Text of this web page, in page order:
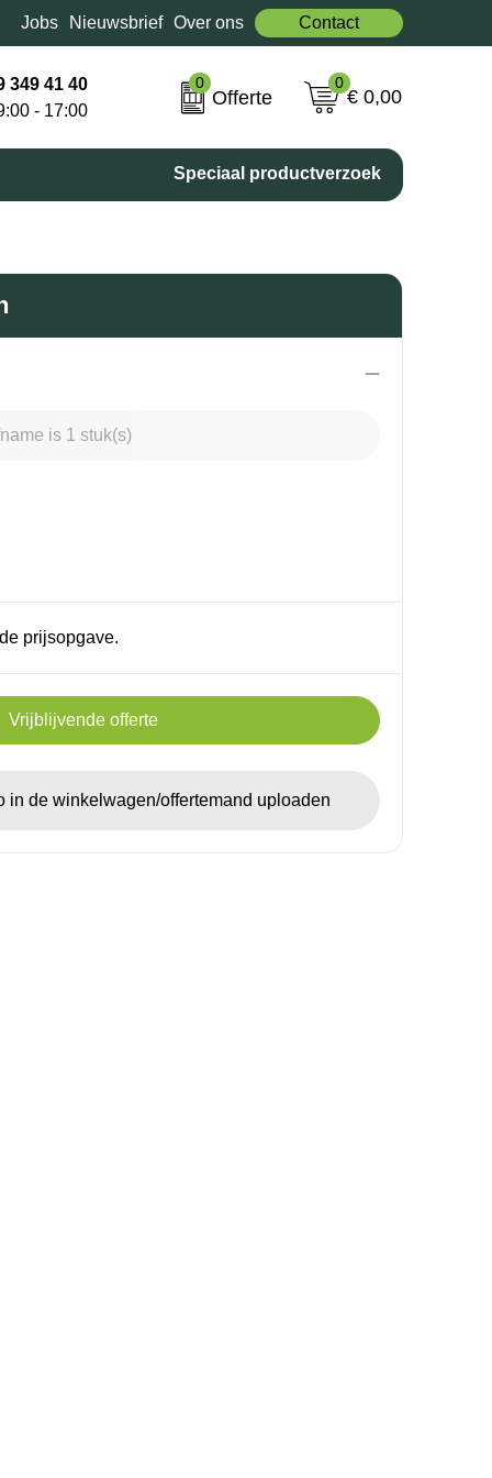
Jobs Nieuwsbrief Over ons Contact
349 41 40
- 17:00
0
Offerte
0
€ 0,00
Speciaal productverzoek
is 1 stuk(s)
prijsopgave.
Vrijblijvende offerte
in de winkelwagen/offertemand uploaden